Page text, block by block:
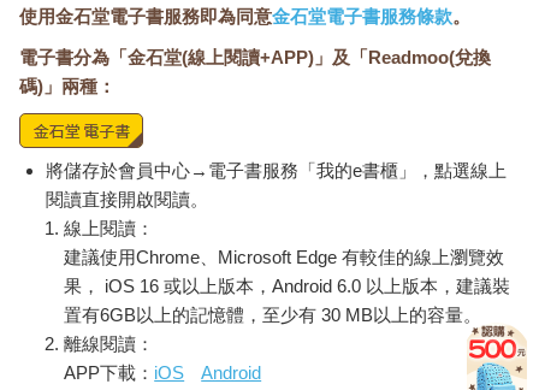
使用金石堂電子書服務即為同意金石堂電子書服務條款。
電子書分為「金石堂(線上閱讀+APP)」及「Readmoo(兌換
碼)」兩種：
將儲存於會員中心→電子書服務「我的e書櫃」，點選線上
閱讀直接開啟閱讀。
線上閱讀：
建議使用Chrome、Microsoft Edge 有較佳的線上瀏覽效
果， iOS 16 或以上版本，Android 6.0 以上版本，建議裝
置有6GB以上的記憶體，至少有 30 MB以上的容量。
離線閱讀：
APP下載： iOS
Android